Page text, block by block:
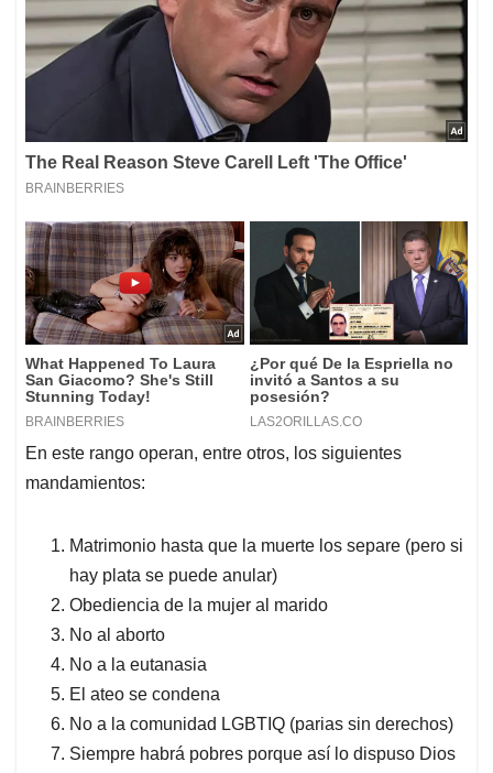
En este rango operan, entre otros, los siguientes
mandamientos:
Matrimonio hasta que la muerte los separe (pero si
hay plata se puede anular)
Obediencia de la mujer al marido
No al aborto
No a la eutanasia
El ateo se condena
No a la comunidad LGBTIQ (parias sin derechos)
Siempre habrá pobres porque así lo dispuso Dios